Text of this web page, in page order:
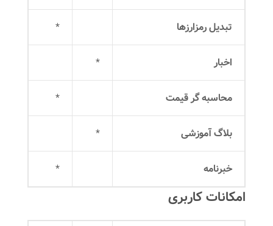
تبدیل رمزارزها *
اخبار *
محاسبه گر قیمت *
بلاگ آموزشی *
خبرنامه *
امکانات کاربری